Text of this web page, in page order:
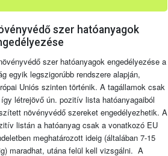
szer hatóanyagok
szer hatóanyagok engedélyezése a
egyik legszigorúbb rendszere alapján,
Uniós szinten történik. A tagállamok csak
létrejövő ún. pozitív lista hatóanyagaiból
növényvédő szereket engedélyezhetik. A
listán a hatóanyag csak a vonatkozó EU
meghatározott ideig (általában 7-15
maradhat, utána felül kell vizsgálni. A